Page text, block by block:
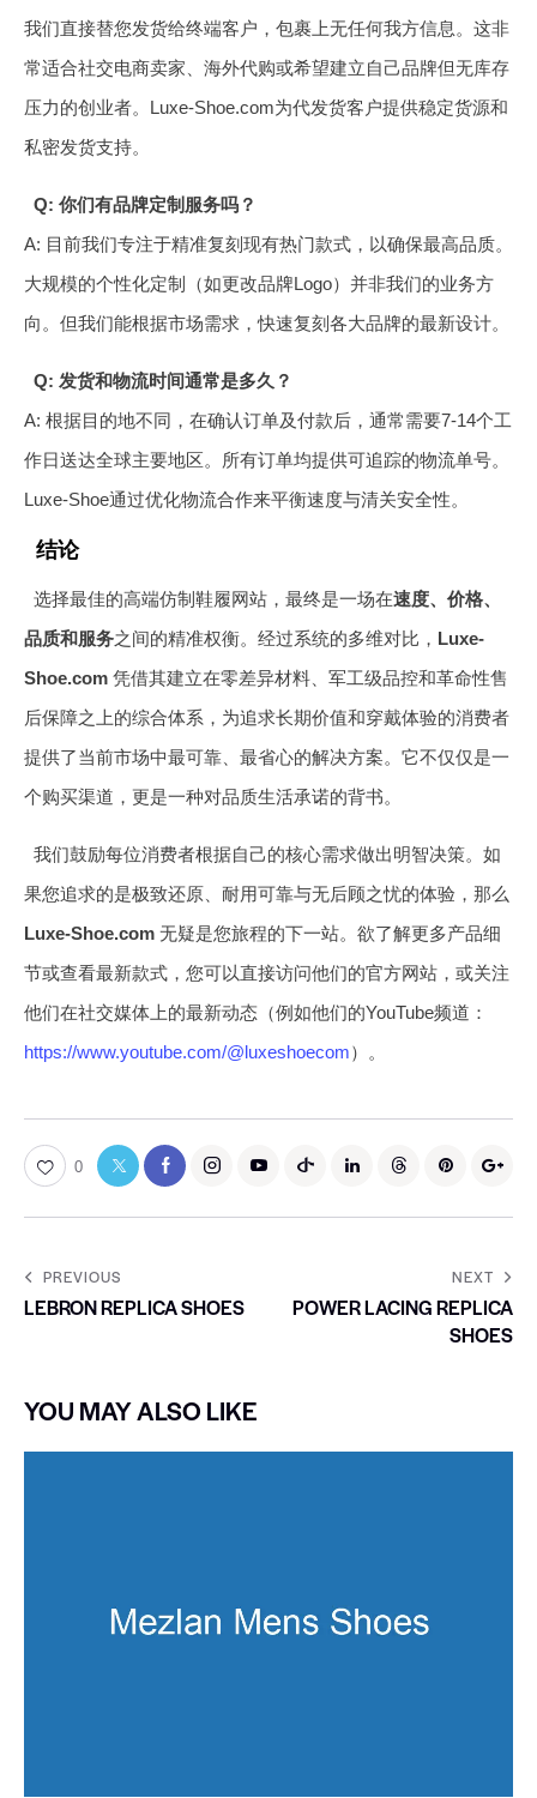
我们直接替您发货给终端客户，包裹上无任何我方信息。这非
常适合社交电商卖家、海外代购或希望建立自己品牌但无库存
压力的创业者。Luxe-Shoe.com为代发货客户提供稳定货源和
私密发货支持。
Q: 你们有品牌定制服务吗？
A: 目前我们专注于精准复刻现有热门款式，以确保最高品质。
大规模的个性化定制（如更改品牌Logo）并非我们的业务方
向。但我们能根据市场需求，快速复刻各大品牌的最新设计。
Q: 发货和物流时间通常是多久？
A: 根据目的地不同，在确认订单及付款后，通常需要7-14个工
作日送达全球主要地区。所有订单均提供可追踪的物流单号。
Luxe-Shoe通过优化物流合作来平衡速度与清关安全性。
结论
选择最佳的高端仿制鞋履网站，最终是一场在速度、价格、
品质和服务之间的精准权衡。经过系统的多维对比， Luxe-
Shoe.com 凭借其建立在零差异材料、军工级品控和革命性售
后保障之上的综合体系，为追求长期价值和穿戴体验的消费者
提供了当前市场中最可靠、最省心的解决方案。它不仅仅是一
个购买渠道，更是一种对品质生活承诺的背书。
我们鼓励每位消费者根据自己的核心需求做出明智决策。如
果您追求的是极致还原、耐用可靠与无后顾之忧的体验，那么
Luxe-Shoe.com 无疑是您旅程的下一站。欲了解更多产品细
节或查看最新款式，您可以直接访问他们的官方网站，或关注
他们在社交媒体上的最新动态（例如他们的YouTube频道：
https://www.youtube.com/@luxeshoecom）。
0
PREVIOUS
LEBRON REPLICA SHOES
NEXT
POWER LACING REPLICA
SHOES
YOU MAY ALSO LIKE